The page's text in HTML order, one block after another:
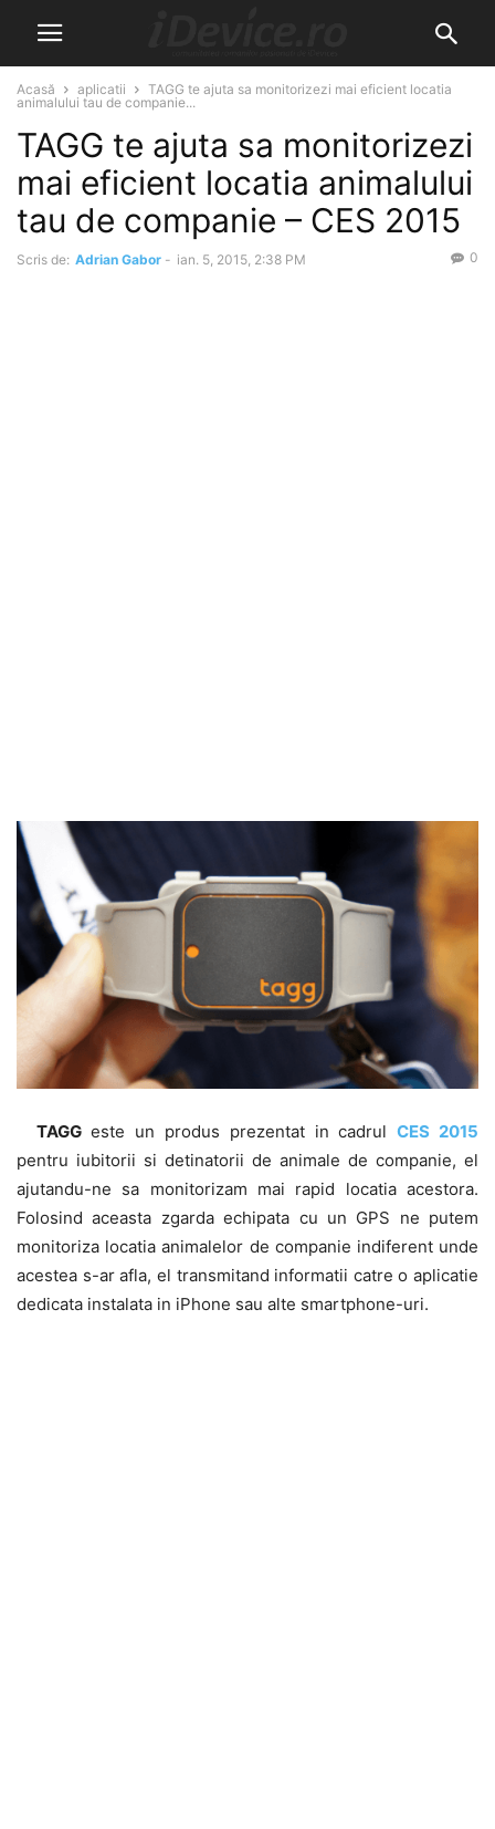
Acasă aplicatii
TAGG te ajuta sa monitorizezi mai eficient locatia
animalului tau de companie...
TAGG te ajuta sa monitorizezi
mai eficient locatia animalului
tau de companie – CES 2015
Scris de: Adrian Gabor - ian. 5, 2015, 2:38 PM 0
TAGGeste un produs prezentat in cadrulCES 2015
pentru iubitorii si detinatorii de animale de companie, el
ajutandu-ne sa monitorizam mai rapid locatia acestora.
Folosind aceasta zgarda echipata cu un GPS ne putem
monitoriza locatia animalelor de companie indiferent unde
acestea s-ar afla, el transmitand informatii catre o aplicatie
dedicata instalata in iPhone sau alte smartphone-uri.